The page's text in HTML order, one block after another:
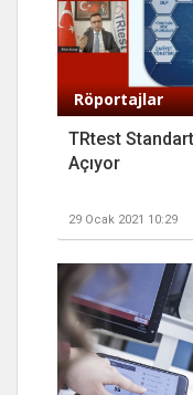
Röportajlar
TRtest
Açıyor
29 Ocak 2021 10:29